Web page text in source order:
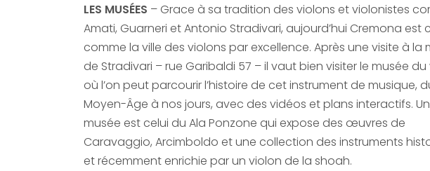
LES MUSÉES – Grace à sa tradition des violons et violonistes
Amati, Guarneri et Antonio Stradivari, aujourd’hui Cremona est
comme la ville des violons par excellence. Après une visite à la
de Stradivari – rue Garibaldi 57 – il vaut bien visiter le musée
où l’on peut parcourir l’histoire de cet instrument de musique,
Moyen-Âge à nos jours, avec des vidéos et plans interactifs.
musée est celui du Ala Ponzone qui expose des œuvres de
Caravaggio, Arcimboldo et une collection des instruments
et récemment enrichie par un violon de la shoah.